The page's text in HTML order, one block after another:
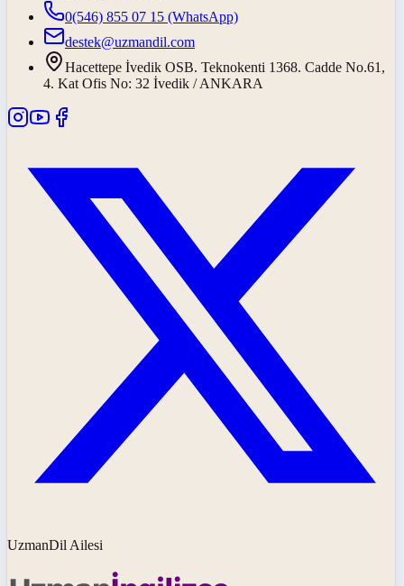
0(546) 855 07 15 (WhatsApp)
destek@uzmandil.com
Hacettepe İvedik OSB. Teknokenti 1368. Cadde No.61,
4. Kat Ofis No: 32 İvedik / ANKARA
UzmanDil Ailesi